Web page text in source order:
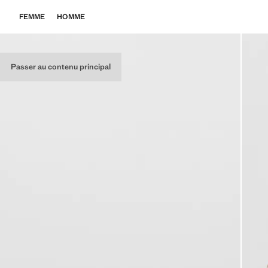
Passer au contenu principal
FEMME HOMME